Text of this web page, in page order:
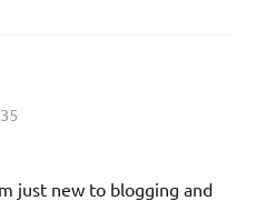
just new to blogging and